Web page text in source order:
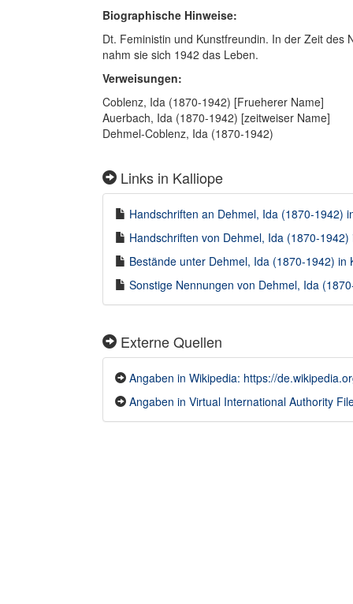
Biographische Hinweise:
Dt. Feministin und Kunstfreundin. In der Zeit des
nahm sie sich 1942 das Leben.
Verweisungen:
Coblenz, Ida (1870-1942) [Frueherer Name]
Auerbach, Ida (1870-1942) [zeitweiser Name]
Dehmel-Coblenz, Ida (1870-1942)
Links in Kalliope
Handschriften an Dehmel, Ida (1870-1942)
Handschriften von Dehmel, Ida (1870-
Bestände unter Dehmel, Ida (1870-1942) in
Sonstige Nennungen von Dehmel, Ida
Externe Quellen
Angaben in Wikipedia: https://
Angaben in Virtual International Authority